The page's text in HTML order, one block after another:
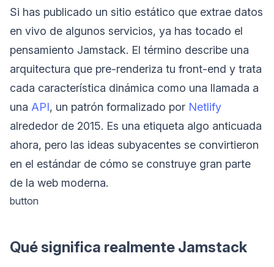
Si has publicado un sitio estático que extrae datos
en vivo de algunos servicios, ya has tocado el
pensamiento Jamstack. El término describe una
arquitectura que pre-renderiza tu front-end y trata
cada característica dinámica como una llamada a
una API, un patrón formalizado por Netlify
alrededor de 2015. Es una etiqueta algo anticuada
ahora, pero las ideas subyacentes se convirtieron
en el estándar de cómo se construye gran parte
de la web moderna.
button
Qué significa realmente Jamstack